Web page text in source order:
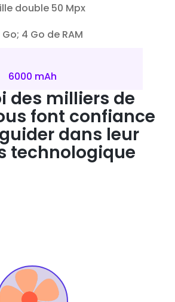
double 50 Mpx
4 Go de RAM
6000 mAh
des milliers de
font confiance
dans leur
technologique